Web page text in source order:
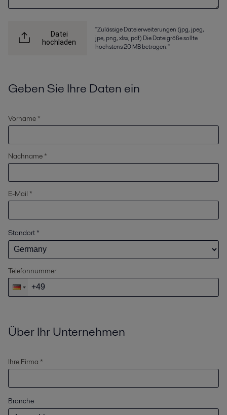
Datei
hochladen
"Zulässige Dateierweiterungen (jpg, jpeg,
jpe, png, xlsx, pdf) Die Dateigröße sollte
höchstens 20 MB betragen."
Geben Sie Ihre Daten ein
Vorname *
Nachname *
E-Mail *
Standort*
Telefonnummer
Über Ihr Unternehmen
Ihre Firma *
Branche